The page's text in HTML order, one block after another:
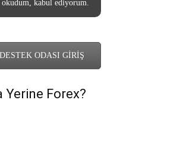
kabul ediyorum.
ODASI GİRİŞ
Yerine Forex?